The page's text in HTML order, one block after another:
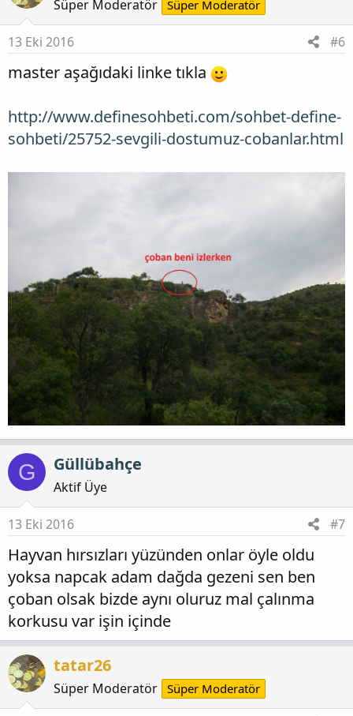
Süper Moderatör Süper Moderatör
13 Eki 2016 #6
master aşağıdaki linke tıkla
http://www.definesohbeti.com/sohbet-define-
sohbeti/25752-sevgili-dostumuz-cobanlar.html
G Güllübahçe
Aktif Üye
13 Eki 2016 #7
Hayvan hırsızları yüzünden onlar öyle oldu
yoksa napcak adam dağda gezeni sen ben
çoban olsak bizde aynı oluruz mal çalınma
korkusu var işin içinde
tatar26
Süper Moderatör Süper Moderatör